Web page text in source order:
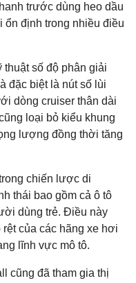
trước dùng heo dầu
định trong nhiều điều
thuật số độ phân giải
đặc biệt là nút số lùi
dòng cruiser thân dài
loại bỏ kiểu khung
lượng đồng thời tăng
chiến lược di
thái bao gồm cả ô tô
dùng trẻ. Điều này
của các hãng xe hơi
lĩnh vực mô tô.
cũng đã tham gia thị